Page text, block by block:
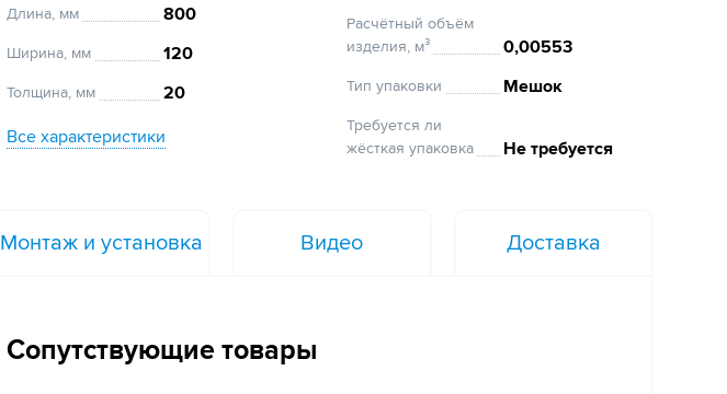
Длина, мм 800
Ширина, мм 120
Толщина, мм
20
Все характеристики
Расчётный объём
изделия, м³
0,00553
Тип упаковки Мешок
Требуется ли
жёсткая упаковка
Не требуется
Монтаж и установка Видео Доставка
Сопутствующие товары